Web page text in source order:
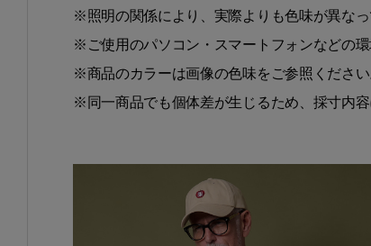
※照明の関係により、実際よりも色味が異なっ
※ご使用のパソコン・スマートフォンなどの
※商品のカラーは画像の色味をご参照ください
※同一商品でも個体差が生じるため、採寸内